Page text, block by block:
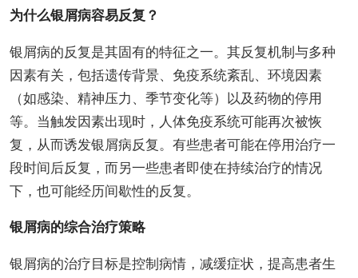
为什么银屑病容易反复？
银屑病的反复是其固有的特征之一。其反复机制与多种
因素有关，包括遗传背景、免疫系统紊乱、环境因素
（如感染、精神压力、季节变化等）以及药物的停用
等。当触发因素出现时，人体免疫系统可能再次被恢
复，从而诱发银屑病反复。有些患者可能在停用治疗一
段时间后反复，而另一些患者即使在持续治疗的情况
下，也可能经历间歇性的反复。
银屑病的综合治疗策略
银屑病的治疗目标是控制病情，减缓症状，提高患者生